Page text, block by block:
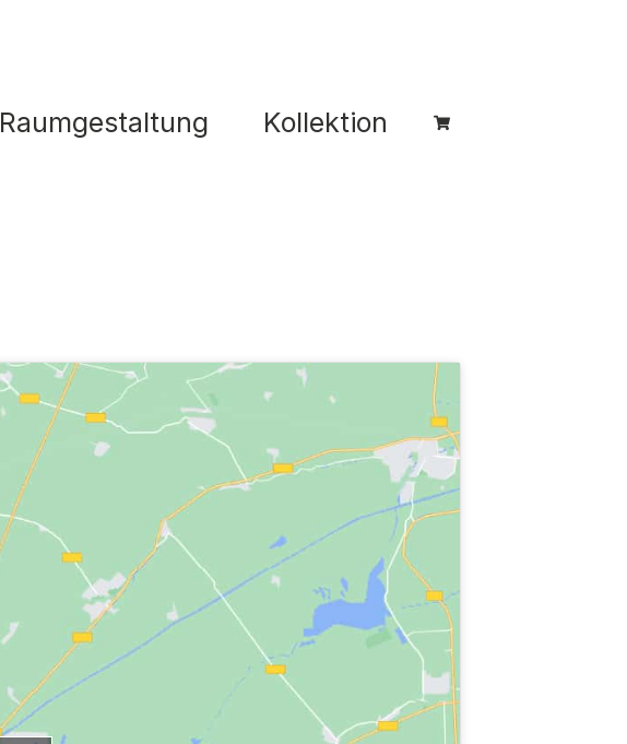
Raumgestaltung Kollektion